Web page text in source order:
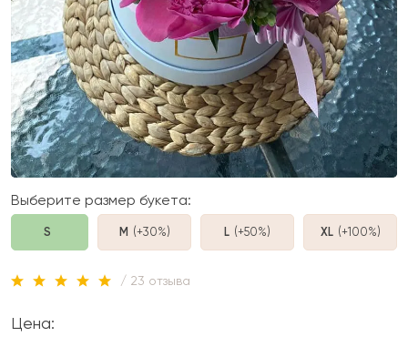
Выберите размер букета:
S M (+30%) L (+50%) XL (+100%)
/ 23 отзыва
Цена: